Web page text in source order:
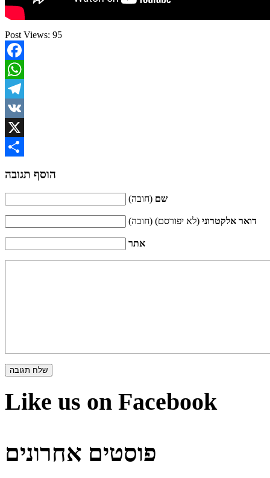
Post Views: 95
Facebook
WhatsApp
Telegram
VK
X
הוסף תגובה
שם (חובה)
דואר אלקטרוני (לא יפורסם) (חובה)
אתר
Like us on Facebook
פוסטים אחרונים